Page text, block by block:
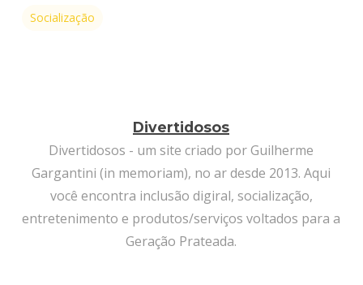
Socialização
Divertidosos
Divertidosos - um site criado por Guilherme
Gargantini (in memoriam), no ar desde 2013. Aqui
você encontra inclusão digiral, socialização,
entretenimento e produtos/serviços voltados para a
Geração Prateada.